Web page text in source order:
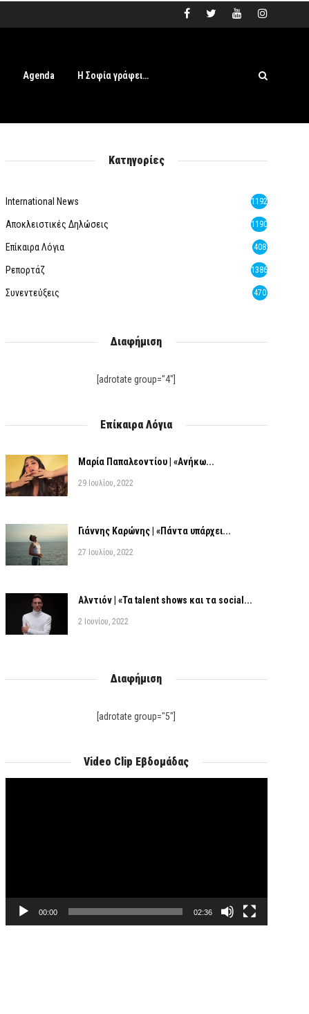
Agenda Η Σοφία γράφει…
Κατηγορίες
International News 1192
Αποκλειστικές Δηλώσεις 1190
Επίκαιρα Λόγια 408
Ρεπορτάζ 1386
Συνεντεύξεις 470
Διαφήμιση
[adrotate group="4"]
Επίκαιρα Λόγια
Μαρία Παπαλεοντίου | «Ανήκω...
29 Ιουλίου, 2022
Γιάννης Καρώνης | «Πάντα υπάρχει...
27 Ιουλίου, 2022
Αλντιόν | «Τα talent shows και τα social...
2 Ιουνίου, 2022
Διαφήμιση
[adrotate group="5"]
Video Clip Εβδομάδας
00:00 02:36